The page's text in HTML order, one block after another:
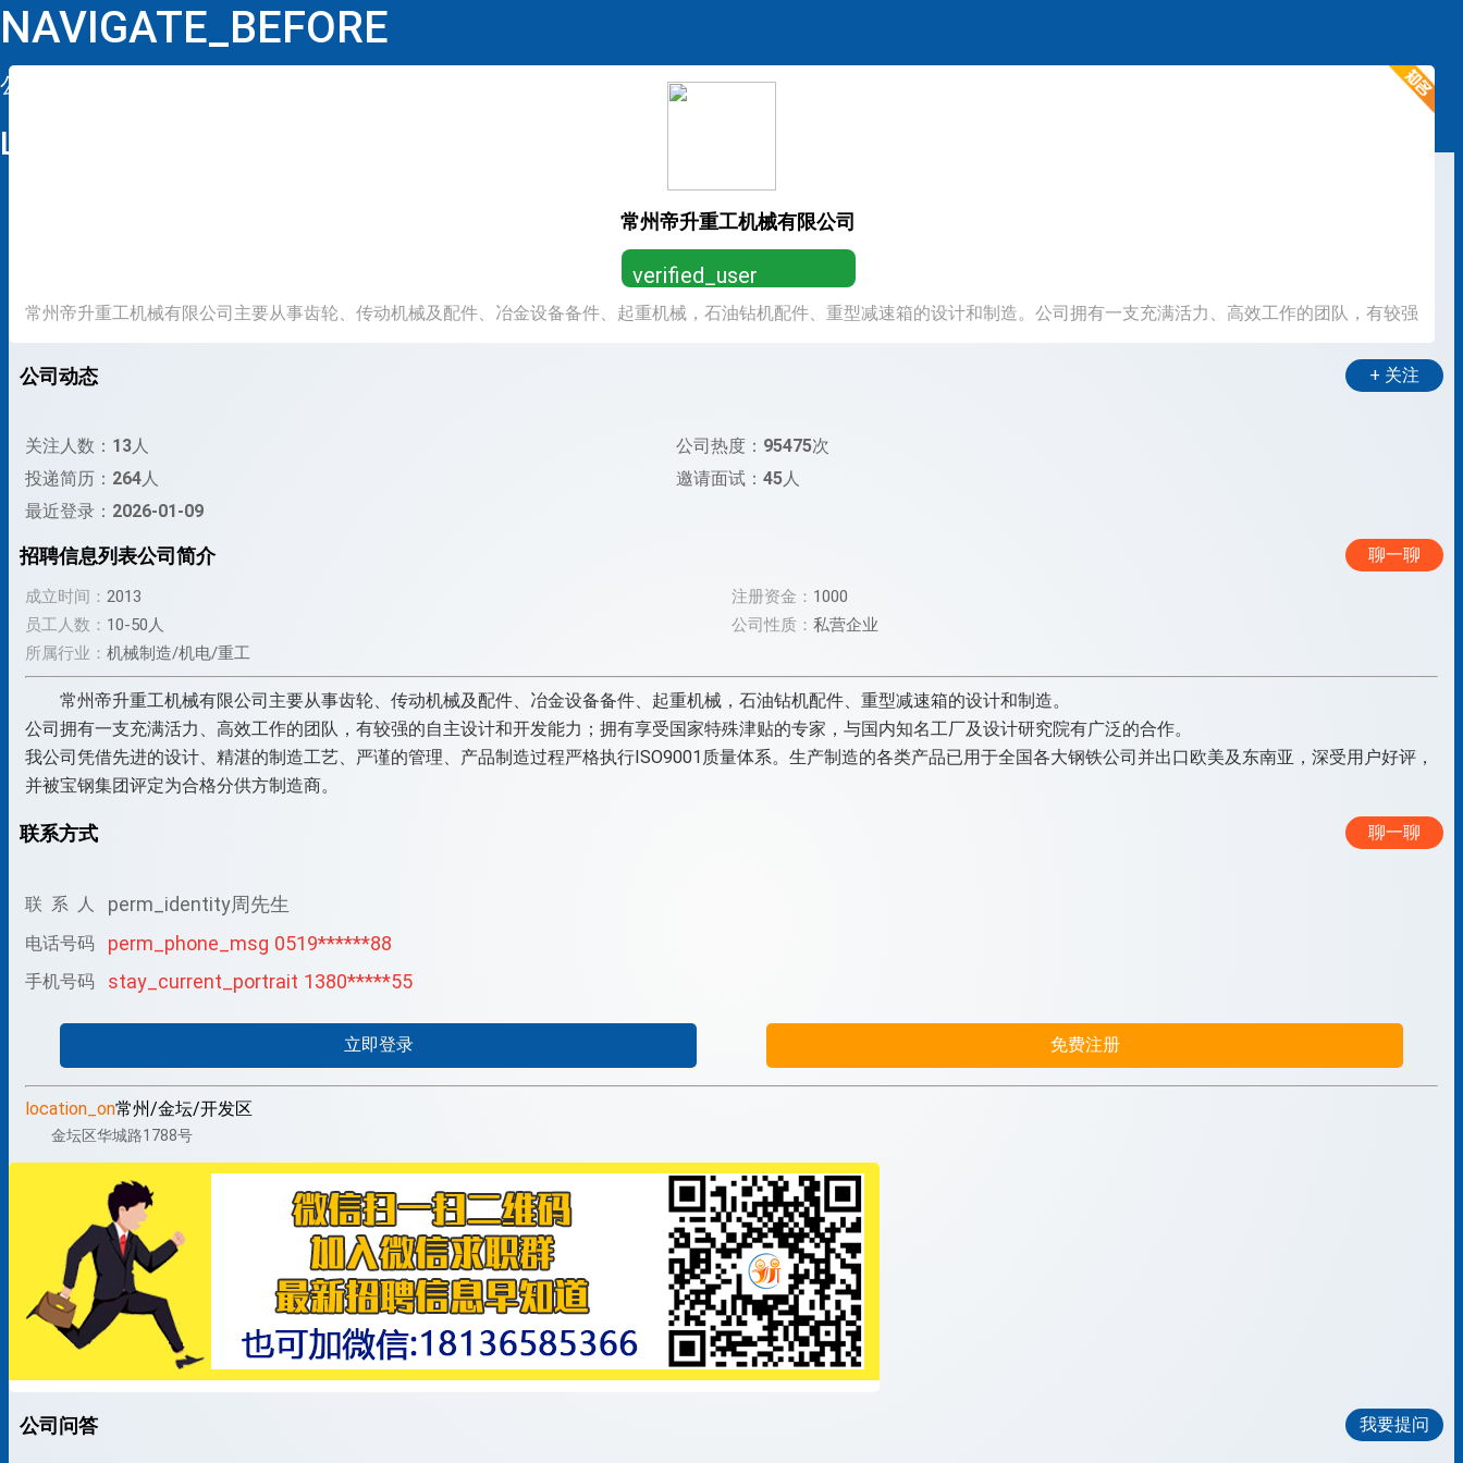
NAVIGATE_BEFORE
公司详情
LOOP
常州帝升重工机械有限公司
verified_user
营业执照已认证，放心求职
常州帝升重工机械有限公司主要从事齿轮、传动机械及配件、冶金设备备件、起重机械，石油钻机配件、重型减速箱的设计和制造。公司拥有一支充满活力、高效工作的团队，有较强
公司动态 + 关注
关注人数： 13人 公司热度： 95475次
投递简历： 264人 邀请面试： 45人
最近登录： 2026-01-09
招聘信息列表 聊一聊
公司简介
成立时间： 2013 注册资金： 1000
员工人数： 10-50人 公司性质： 私营企业
所属行业： 机械制造/机电/重工
常州帝升重工机械有限公司主要从事齿轮、传动机械及配件、冶金设备备件、起重机械，石油钻机配件、重型减速箱的设计和制造。
公司拥有一支充满活力、高效工作的团队，有较强的自主设计和开发能力；拥有享受国家特殊津贴的专家，与国内知名工厂及设计研究院有广泛的合作。
我公司凭借先进的设计、精湛的制造工艺、严谨的管理、产品制造过程严格执行ISO9001质量体系。生产制造的各类产品已用于全国各大钢铁公司并出口欧美及东南亚，深受用户好评，
并被宝钢集团评定为合格分供方制造商。
联系方式 聊一聊
联 系 人 perm_identity周先生
电话号码 perm_phone_msg 0519******88
手机号码 stay_current_portrait 1380*****55
立即登录 免费注册
location_on常州/金坛/开发区
金坛区华城路1788号
公司问答 我要提问